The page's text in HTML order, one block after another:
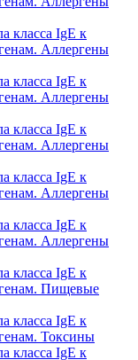
класса IgE к
Аллергены
класса IgE к
Аллергены
класса IgE к
Аллергены
класса IgE к
Аллергены
класса IgE к
Аллергены
класса IgE к
Пищевые
класса IgE к
Токсины
класса IgE к